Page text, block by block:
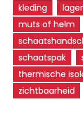
kleding
muts of helm
schaatspak
thermische
zichtbaarheid